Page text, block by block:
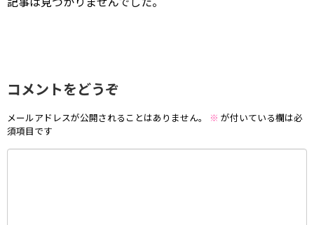
コメントをどうぞ
メールアドレスが公開されることはありません。 ※ が付いている欄は必
須項目です